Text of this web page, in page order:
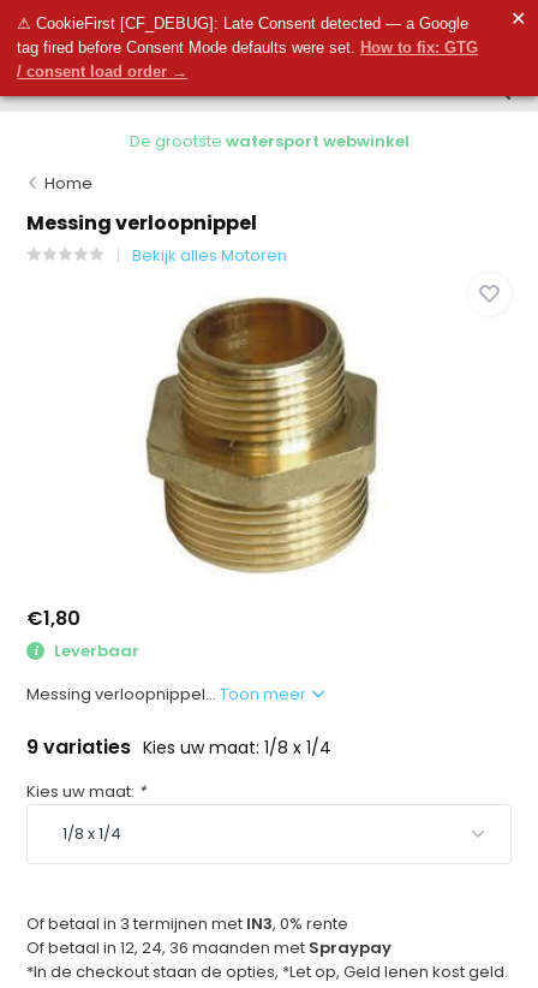
⚠ CookieFirst [CF_DEBUG]: Late Consent detected — a Google
tag fired before Consent Mode defaults were set. How to fix: GTG
/ consent load order →
✕
0 0
De grootstewatersport webwinkel
Home
Messing verloopnippel
Bekijk alles Motoren
€1,80
Leverbaar
Messing verloopnippel...Toon meer
9 variaties Kies uw maat: 1/8 x 1/4
Kies uw maat: *
Of betaal in 3 termijnen met IN3, 0% rente
Of betaal in 12, 24, 36 maanden met Spraypay
*In de checkout staan de opties, *Let op, Geld lenen kost geld.